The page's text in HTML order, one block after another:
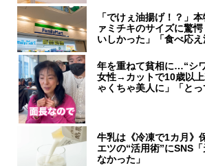
「でけぇ油揚げ！？」
ァミチキのサイズに驚
いしかった」「食べ応え
年を重ねて貧相に…“シ
女性→カットで10歳以
ゃくちゃ美人に」「とっ
牛乳は《冷凍で1カ月
エツの“活用術”にSNS
なかった」